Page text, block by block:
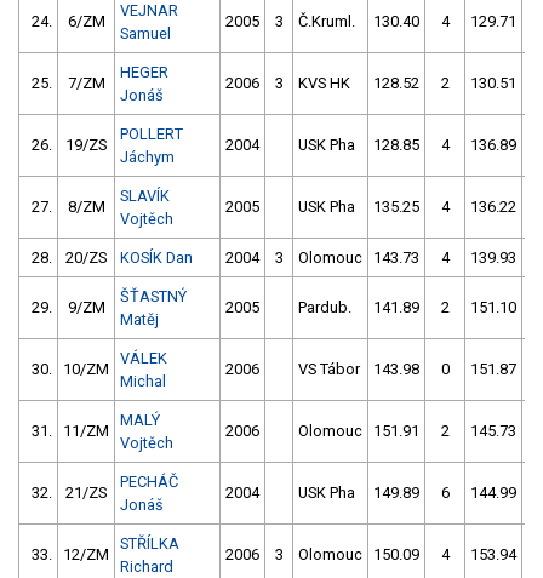
24. 6/ZM
VEJNAR
Samuel
2005 3 Č.Kruml. 130.40 4 129.71
25. 7/ZM
HEGER
Jonáš
2006 3 KVS HK 128.52 2 130.51
26. 19/ZS
POLLERT
Jáchym
2004 USK Pha 128.85 4 136.89
27. 8/ZM
SLAVÍK
Vojtěch
2005 USK Pha 135.25 4 136.22
28. 20/ZS KOSÍK Dan 2004 3 Olomouc 143.73 4 139.93
29. 9/ZM
ŠŤASTNÝ
Matěj
2005 Pardub. 141.89 2 151.10
30. 10/ZM
VÁLEK
Michal
2006 VS Tábor 143.98 0 151.87
31. 11/ZM
MALÝ
Vojtěch
2006 Olomouc 151.91 2 145.73
32. 21/ZS
PECHÁČ
Jonáš
2004 USK Pha 149.89 6 144.99
33. 12/ZM
STŘÍLKA
Richard
2006 3 Olomouc 150.09 4 153.94